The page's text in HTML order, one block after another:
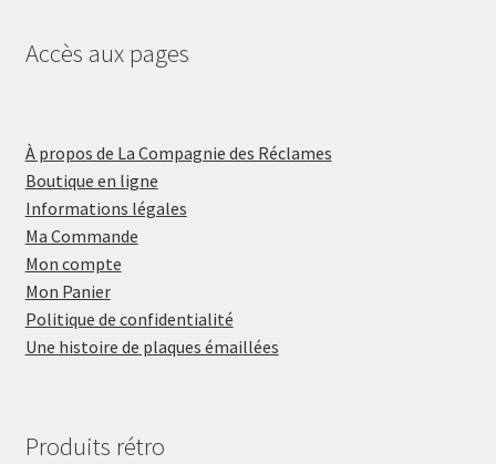
Accès aux pages
À propos de La Compagnie des Réclames
Boutique en ligne
Informations légales
Ma Commande
Mon compte
Mon Panier
Politique de confidentialité
Une histoire de plaques émaillées
Produits rétro